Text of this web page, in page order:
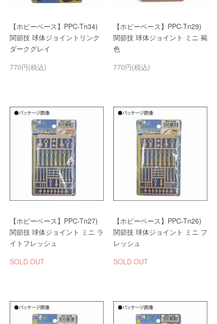
【ホビーベース】PPC-Tn34)
関節技 球体ジョイントリンク
ダークグレイ
770円(税込)
【ホビーベース】PPC-Tn29)
関節技 球体ジョイント ミニ 褐
色
770円(税込)
【ホビーベース】PPC-Tn27)
関節技 球体ジョイント ミニ ラ
イトフレッシュ
SOLD OUT
【ホビーベース】PPC-Tn26)
関節技 球体ジョイント ミニ フ
レッシュ
SOLD OUT